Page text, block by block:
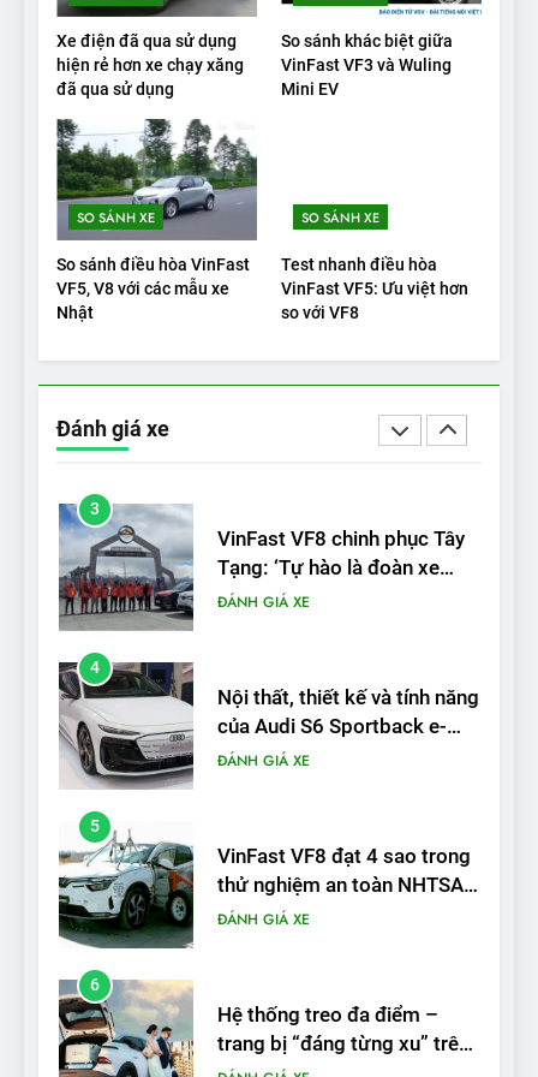
Xe điện đã qua sử dụng
hiện rẻ hơn xe chạy xăng
đã qua sử dụng
So sánh khác biệt giữa
VinFast VF3 và Wuling
Mini EV
SO SÁNH XE
So sánh điều hòa VinFast
VF5, V8 với các mẫu xe
Nhật
SO SÁNH XE
Test nhanh điều hòa
VinFast VF5: Ưu việt hơn
so với VF8
Đánh giá xe
20
Đánh giá: Người đam mê xe
điện Hyundai Ioniq 5 N 2025
1
Xe tốt nhất để mua năm
2025: Green Car Reports
nêu tên 5 người vào chung
kết – Mỹ
ĐÁNH GIÁ XE
‘Wuling Bingo ồn, không có
trạm sạc, nhưng vẫn bán
được nếu biết cách’
3
VinFast VF8 chinh phục Tây
Tạng: ‘Tự hào là đoàn xe
điện Việt Nam đầu tiên lăn
ĐÁNH GIÁ XE
4
Nội thất, thiết kế và tính năng
của Audi S6 Sportback e-
tron
ĐÁNH GIÁ XE
5
VinFast VF8 đạt 4 sao trong
thử nghiệm an toàn NHTSA
tại Mỹ
ĐÁNH GIÁ XE
6
Hệ thống treo đa điểm –
trang bị “đáng từng xu” trên